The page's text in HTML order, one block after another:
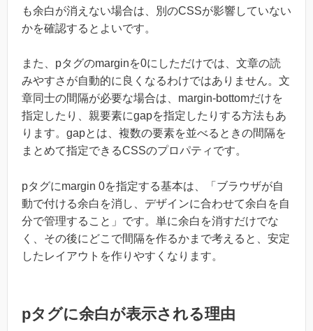
も余白が消えない場合は、別のCSSが影響していない
かを確認するとよいです。
また、pタグのmarginを0にしただけでは、文章の読
みやすさが自動的に良くなるわけではありません。文
章同士の間隔が必要な場合は、margin-bottomだけを
指定したり、親要素にgapを指定したりする方法もあ
ります。gapとは、複数の要素を並べるときの間隔を
まとめて指定できるCSSのプロパティです。
pタグにmargin 0を指定する基本は、「ブラウザが自
動で付ける余白を消し、デザインに合わせて余白を自
分で管理すること」です。単に余白を消すだけでな
く、その後にどこで間隔を作るかまで考えると、安定
したレイアウトを作りやすくなります。
pタグに余白が表示される理由